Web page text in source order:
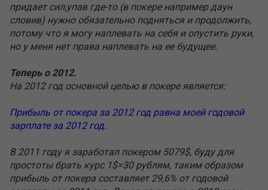
придает сил,упав где-то (в покере например даун
словив) нужно обязательно подняться и продолжить,
потому что я могу наплевать на себя и опустить руки,
но у меня нет права наплевать на ее будущее.
Теперь о 2012.
На 2012 год основной целью в покере является:
Прибыль от покера за 2012 год равна моей годовой
зарплате за 2012 год.
В 2011 году я заработал покером 5079$, буду для
простоты брать курс 1$=30 рублям, таким образом
прибыль от покера составляет 29,6% от годовой